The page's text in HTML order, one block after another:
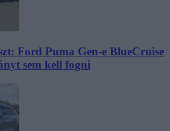
Ford Puma Gen-e BlueCruise
sem kell fogni